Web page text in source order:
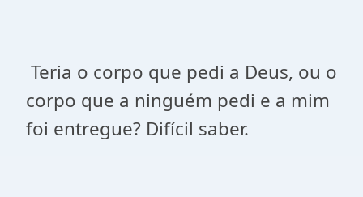
Teria o corpo que pedi a Deus, ou o
corpo que a ninguém pedi e a mim
foi entregue? Difícil saber.